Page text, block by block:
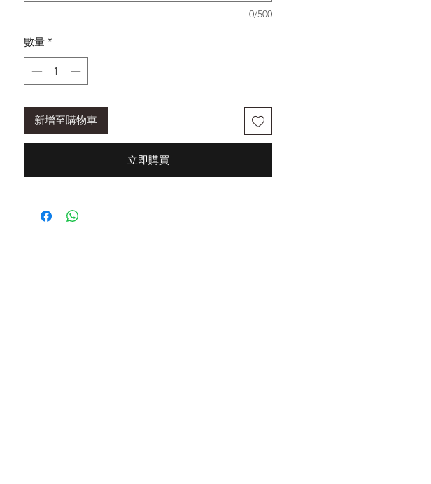
0/500
數量 *
新增至購物車
立即購買